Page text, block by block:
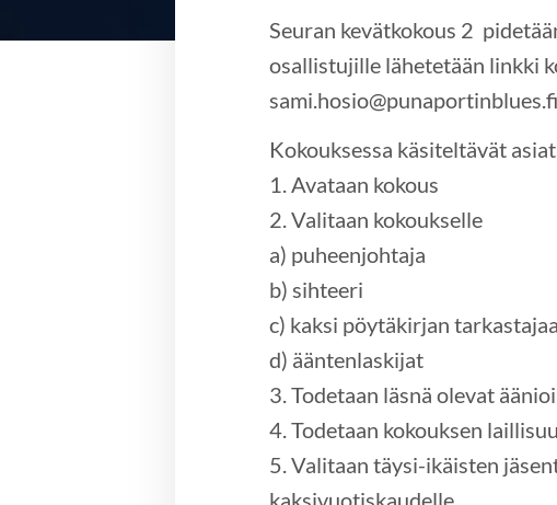
Seuran kevätkokous 2
osallistujille lähetetään linkki
Kokouksessa käsiteltävät
1. Avataan kokous
2. Valitaan kokoukselle
a) puheenjohtaja
b) sihteeri
c) kaksi pöytäkirjan tarkastajaa
d) ääntenlaskijat
3. Todetaan läsnä olevat
4. Todetaan kokouksen
5. Valitaan täysi-ikäisten
kaksivuotiskaudelle